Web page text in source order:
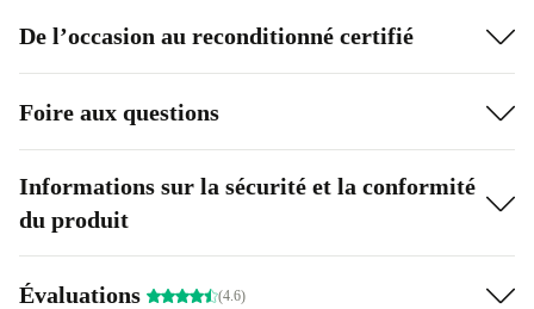
De l’occasion au reconditionné certifié
Foire aux questions
Informations sur la sécurité et la conformité
du produit
Évaluations (4.6)